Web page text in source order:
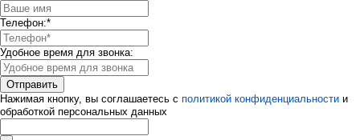
Телефон:*
Удобное время для звонка:
Нажимая кнопку, вы соглашаетесь с политикой конфиденциальности и
обработкой персональных данных